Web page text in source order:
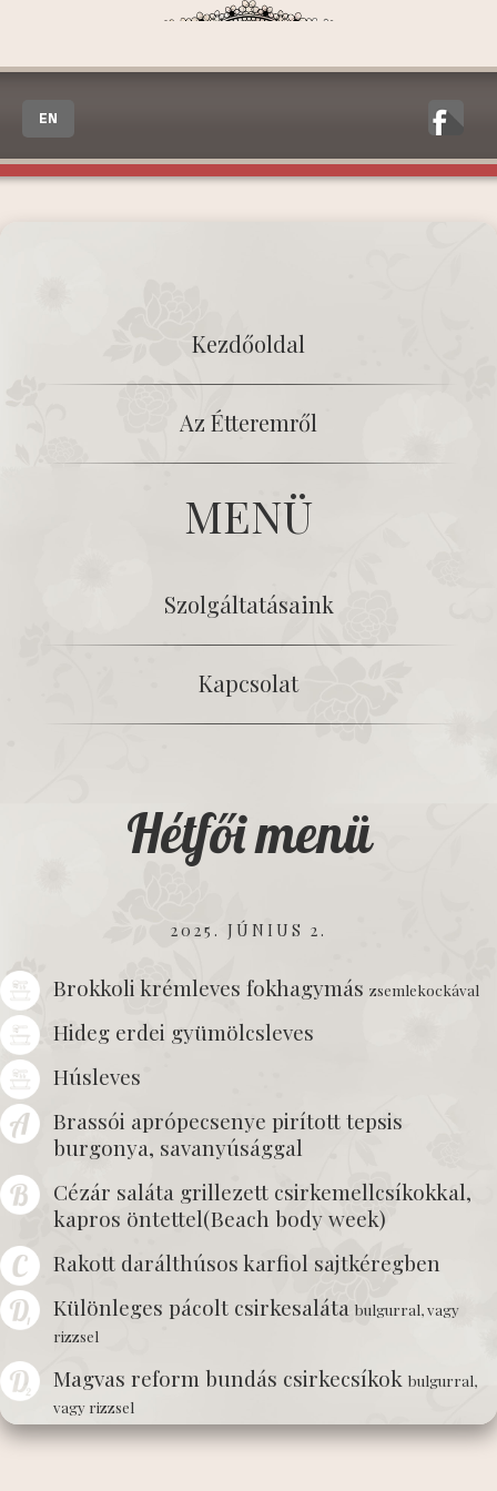
EN
Kezdőoldal
Az Étteremről
MENÜ
Szolgáltatásaink
Kapcsolat
Hétfői menü
2025. JÚNIUS 2.
Brokkoli krémleves fokhagymás zsemlekockával
Hideg erdei gyümölcsleves
Húsleves
Brassói aprópecsenye pirított tepsis
burgonya, savanyúsággal
Cézár saláta grillezett csirkemellcsíkokkal,
kapros öntettel(Beach body week)
Rakott darálthúsos karfiol sajtkéregben
Különleges pácolt csirkesaláta bulgurral, vagy
rizzsel
Magvas reform bundás csirkecsíkok bulgurral,
vagy rizzsel